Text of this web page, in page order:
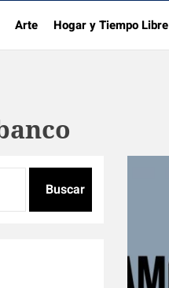
Arte Hogar y Tiempo Libre